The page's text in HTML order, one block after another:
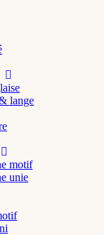
lange
motif
unie